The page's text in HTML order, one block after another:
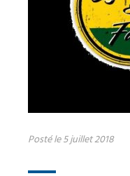
Posté le 5 juillet 2018